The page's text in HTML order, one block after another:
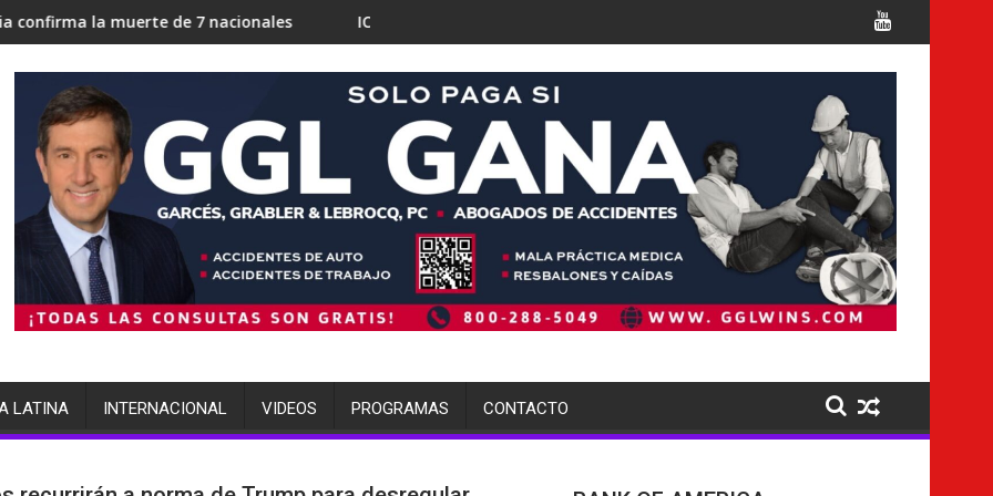
de 7 nacionales ICE en Miami busca 700 camas para detención de migrantes en el sur de Florida, tras cierre de
el país busca extraditar a sus nacionales en
LATINA INTERNACIONAL VIDEOS PROGRAMAS CONTACTO